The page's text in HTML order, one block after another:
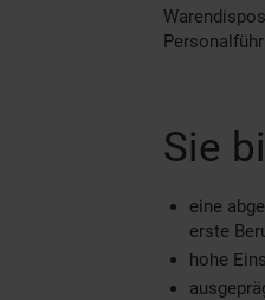
Sie
eine
erste
hohe